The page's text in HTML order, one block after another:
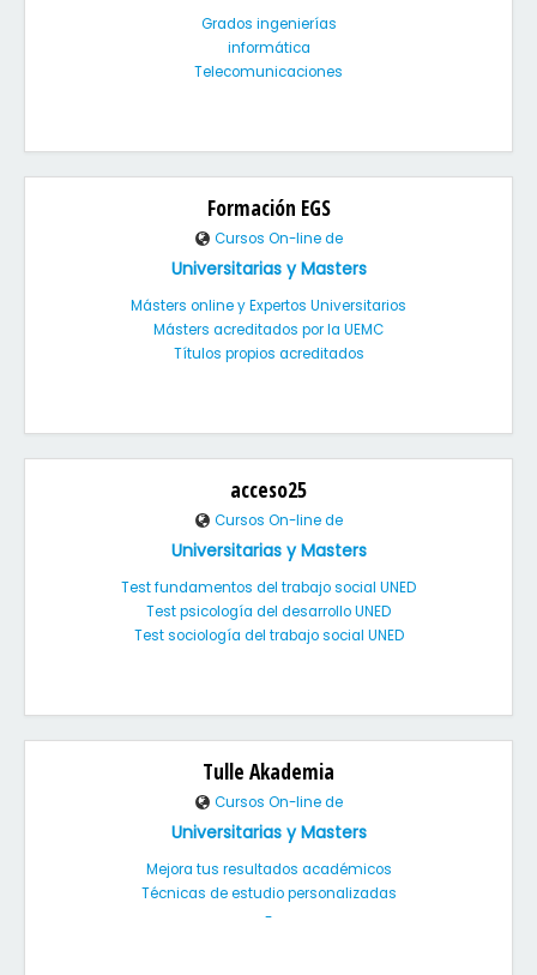
Grados ingenierías
informática
Telecomunicaciones
Formación EGS
Cursos On-line de
Universitarias y Masters
Másters online y Expertos Universitarios
Másters acreditados por la UEMC
Títulos propios acreditados
acceso25
Cursos On-line de
Universitarias y Masters
Test fundamentos del trabajo social UNED
Test psicología del desarrollo UNED
Test sociología del trabajo social UNED
Tulle Akademia
Cursos On-line de
Universitarias y Masters
Mejora tus resultados académicos
Técnicas de estudio personalizadas
-